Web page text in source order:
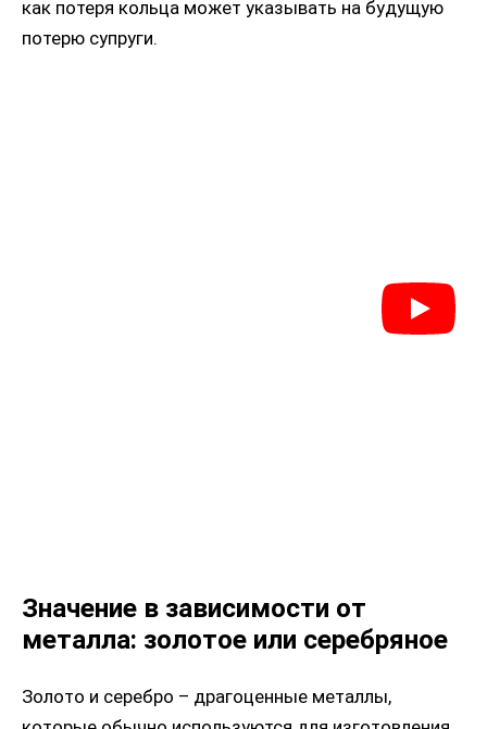
как потеря кольца может указывать на будущую
потерю супруги.
Значение в зависимости от
металла: золотое или серебряное
Золото и серебро – драгоценные металлы,